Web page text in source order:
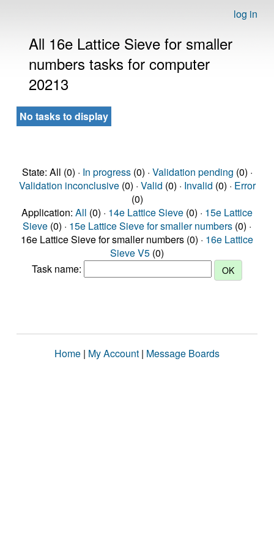
log in
All 16e Lattice Sieve for smaller
numbers tasks for computer
20213
No tasks to display
State: All (0) · In progress(0) · Validation pending (0) ·
Validation inconclusive(0) · Valid (0) · Invalid (0) · Error
(0)
Application: All (0) · 14e Lattice Sieve (0) · 15e Lattice
Sieve (0) · 15e Lattice Sieve for smaller numbers (0) ·
16e Lattice Sieve for smaller numbers (0) · 16e Lattice
Sieve V5 (0)
Task name:
Home | My Account | Message Boards